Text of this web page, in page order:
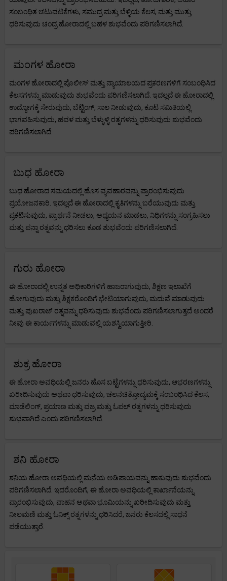
ಸಂಬಂಧಿತ ಚಟುವಟಿಕೆಗಳು, ಸಮುದ್ರ ಮತ್ತು ಬೆಳ್ಳಿಯ ಕೆಲಸ, ಮತ್ತು ಮುತ್ತು
ಧರಿಸುವುದು ಚಂದ್ರ ಹೋರಾದಲ್ಲಿ ಬಹಳ ಶುಭವೆಂದು ಪರಿಗಣಿಸಲಾಗಿದೆ.
ಮಂಗಳ ಹೋರಾ
ಮಂಗಳ ಹೋರಾದಲ್ಲಿ ಪೊಲೀಸ್ ಮತ್ತು ನ್ಯಾಯಾಲಯದ ಪ್ರಕರಣಗಳಿಗೆ ಸಂಬಂಧಿಸಿದ
ಕೆಲಸಗಳನ್ನು ಮಾಡುವುದು ಶುಭವೆಂದು ಪರಿಗಣಿಸಲಾಗಿದೆ. ಇದಲ್ಲದೆ ಈ ಹೋರಾದಲ್ಲಿ
ಉದ್ಯೋಗಕ್ಕೆ ಸೇರುವುದು, ಬೆಟ್ಟಿಂಗ್, ಸಾಲ ನೀಡುವುದು, ಕೂಟ ಸಮಿತಿಯಲ್ಲಿ
ಭಾಗವಹಿಸುವುದು, ಹವಳ ಮತ್ತು ಬೆಳ್ಳುಳ್ಳಿ ರತ್ನಗಳನ್ನು ಧರಿಸುವುದು ಶುಭವೆಂದು
ಪರಿಗಣಿಸಲಾಗಿದೆ.
ಬುಧ ಹೋರಾ
ಬುಧ ಹೋರಾದ ಸಮಯದಲ್ಲಿ ಹೊಸ ವ್ಯವಹಾರವನ್ನು ಪ್ರಾರಂಭಿಸುವುದು
ಪ್ರಯೋಜನಕಾರಿ. ಇದಲ್ಲದೆ ಈ ಹೋರಾದಲ್ಲಿ ಕೃತಿಗಳನ್ನು ಬರೆಯುವುದು ಮತ್ತು
ಪ್ರಕಟಿಸುವುದು, ಪ್ರಾರ್ಥನೆ ನೀಡಲು, ಅಧ್ಯಯನ ಮಾಡಲು, ನಿಧಿಗಳನ್ನು ಸಂಗ್ರಹಿಸಲು
ಮತ್ತು ಪನ್ನಾ ರತ್ನವನ್ನು ಧರಿಸಲು ಕೂಡ ಶುಭವೆಂದು ಪರಿಗಣಿಸಲಾಗಿದೆ.
ಗುರು ಹೋರಾ
ಈ ಹೋರಾದಲ್ಲಿ ಉನ್ನತ ಅಧಿಕಾರಿಗಳಿಗೆ ಹಾಜರಾಗುವುದು, ಶಿಕ್ಷಣ ಇಲಾಖೆಗೆ
ಹೋಗುವುದು ಮತ್ತು ಶಿಕ್ಷಕರೊಂದಿಗೆ ಭೇಟಿಯಾಗುವುದು, ಮದುವೆ ಮಾಡುವುದು
ಮತ್ತು ಪುಖರಾಜ್ ರತ್ನವನ್ನು ಧರಿಸುವುದು ಶುಭವೆಂದು ಪರಿಗಣಿಸಲಾಗುತ್ತದೆ ಅಂದರೆ
ನೀವು ಈ ಕಾರ್ಯಗಳನ್ನು ಮಾಡುವಲ್ಲಿ ಯಶಸ್ವಿಯಾಗುತ್ತೀರಿ.
ಶುಕ್ರ ಹೋರಾ
ಈ ಹೋರಾ ಅವಧಿಯಲ್ಲಿ ಜನರು ಹೊಸ ಬಟ್ಟೆಗಳನ್ನು ಧರಿಸುವುದು, ಆಭರಣಗಳನ್ನು
ಖರೀದಿಸುವುದು ಅಥವಾ ಧರಿಸುವುದು, ಚಲನಚಿತ್ರೋದ್ಯಮಕ್ಕೆ ಸಂಬಂಧಿಸಿದ ಕೆಲಸ,
ಮಾಡೆಲಿಂಗ್, ಪ್ರಯಾಣ ಮತ್ತು ವಜ್ರ ಮತ್ತು ಓಪಲ್ ರತ್ನಗಳನ್ನು ಧರಿಸುವುದು
ಶುಭವಾಗಿದೆ ಎಂದು ಪರಿಗಣಿಸಲಾಗಿದೆ.
ಶನಿ ಹೋರಾ
ಶನಿಯ ಹೋರಾ ಅವಧಿಯಲ್ಲಿ ಮನೆಯ ಅಡಿಪಾಯವನ್ನು ಹಾಕುವುದು ಶುಭವೆಂದು
ಪರಿಗಣಿಸಲಾಗಿದೆ. ಇದರೊಂದಿಗೆ, ಈ ಹೋರಾ ಅವಧಿಯಲ್ಲಿ ಕಾರ್ಖಾನೆಯನ್ನು
ಪ್ರಾರಂಭಿಸುವುದು, ವಾಹನ ಅಥವಾ ಭೂಮಿಯನ್ನು ಖರೀದಿಸುವುದು ಮತ್ತು
ನೀಲಮಣಿ ಮತ್ತು ಓನಿಕ್ಸ್ ರತ್ನಗಳನ್ನು ಧರಿಸಿದರೆ, ಜನರು ಕೆಲಸದಲ್ಲಿ ಸಾಧನೆ
ಪಡೆಯುತ್ತಾರೆ.